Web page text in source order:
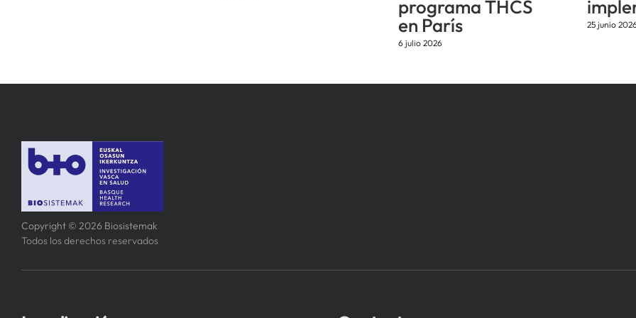
programa THCS
en París
6 julio 2026
25 junio
Copyright © 2026 Biosistemak
Todos los derechos reservados